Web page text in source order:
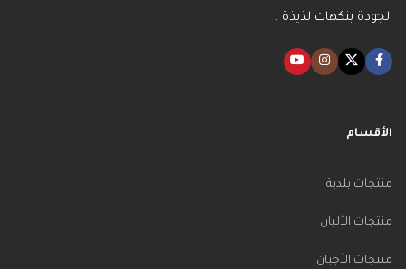
الجودة بنكهات لذيذة .
الأقسام
منتجات بلدية
منتجات الألبان
منتجات الأجبان